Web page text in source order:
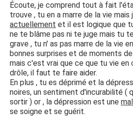
Écoute, je comprend tout à fait
trouve , tu en a marre de la vie mais
actuellement et il est logique que
ne te blâme pas ni te juge mais tu
grave , tu n' as pas marre de la vie
bonnes surprises et de moments
mais c'est vrai que ce que tu vie en
drôle, il faut te faire aider.
En plus , tu es déprimé et la
noires, un sentiment d'incurabilité (
sortir ) or , la dépression est une
se soigne et se guérit.